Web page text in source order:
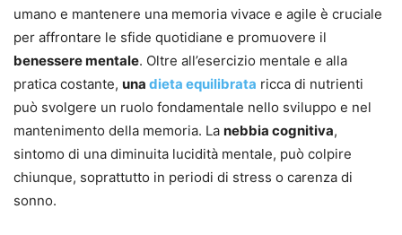
umano e mantenere una memoria vivace e agile è cruciale
per affrontare le sfide quotidiane e promuovere il
benessere mentale. Oltre all’esercizio mentale e alla
pratica costante, una dieta equilibrata ricca di nutrienti
può svolgere un ruolo fondamentale nello sviluppo e nel
mantenimento della memoria. La nebbia cognitiva,
sintomo di una diminuita lucidità mentale, può colpire
chiunque, soprattutto in periodi di stress o carenza di
sonno.